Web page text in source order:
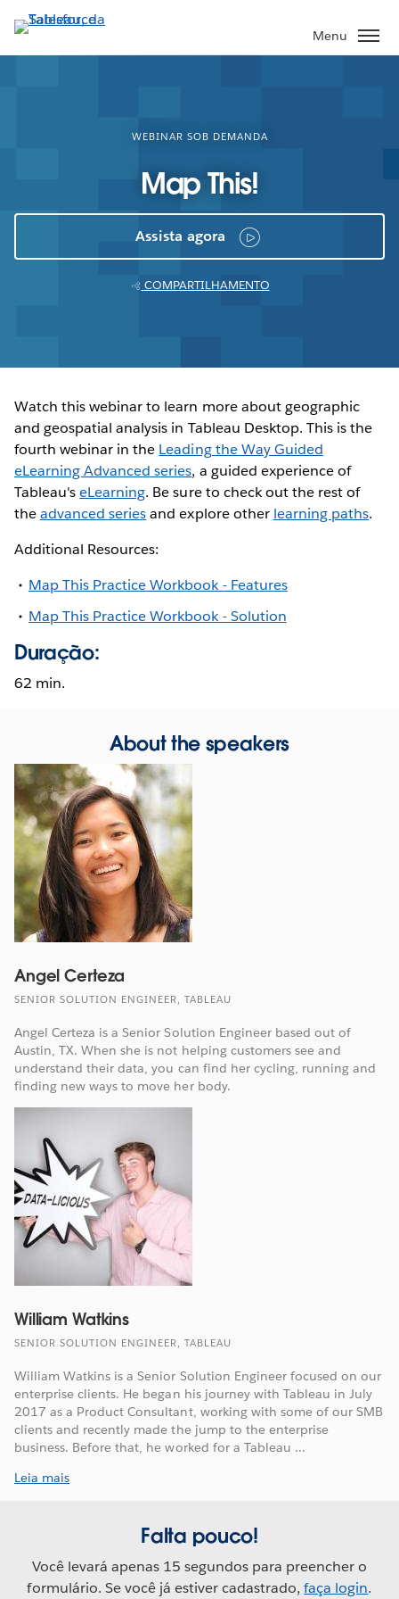
Pular
para
o
Menu
WEBINAR SOB DEMANDA
Map This!
Assista agora
COMPARTILHAMENTO
Watch this webinar to learn more about geographic
and geospatial analysis in Tableau Desktop. This is the
fourth webinar in the Leading the Way Guided
eLearning Advanced series, a guided experience of
Tableau'seLearning. Be sure to check out the rest of
theadvanced seriesand explore other learning paths.
Additional Resources:
Map This Practice Workbook - Features
Map This Practice Workbook - Solution
Duração:
62 min.
About the speakers
Angel Certeza
SENIOR SOLUTION ENGINEER, TABLEAU
Angel Certeza is a Senior Solution Engineer based out of
Austin, TX. When she is not helping customers see and
understand their data, you can find her cycling, running and
finding new ways to move her body.
William Watkins
SENIOR SOLUTION ENGINEER, TABLEAU
William Watkins is a Senior Solution Engineer focused on our
enterprise clients. He began his journey with Tableau in July
2017 as a Product Consultant, working with some of our SMB
clients and recently made the jump to the enterprise
business. Before that, he worked for a Tableau ...
Leia mais
Falta pouco!
Você levará apenas 15 segundos para preencher o
formulário. Se você já estiver cadastrado,faça login.